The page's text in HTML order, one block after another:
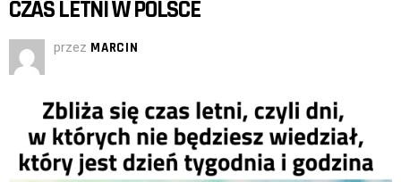
CZAS LETNI W POLSCE
przez MARCIN